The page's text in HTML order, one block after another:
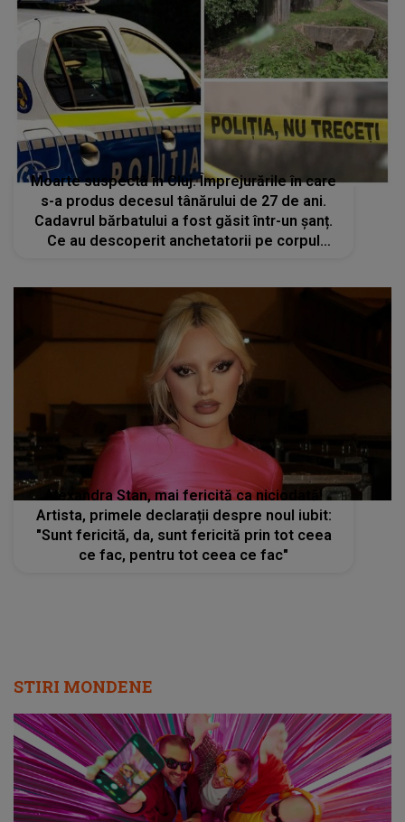
Moarte suspectă în Cluj. Împrejurările în care
s-a produs decesul tânărului de 27 de ani.
Cadavrul bărbatului a fost găsit într-un șanț.
Ce au descoperit anchetatorii pe corpul
Alexandra Stan, mai fericită ca niciodată!
Artista, primele declarații despre noul iubit:
"Sunt fericită, da, sunt fericită prin tot ceea
ce fac, pentru tot ceea ce fac"
STIRI MONDENE